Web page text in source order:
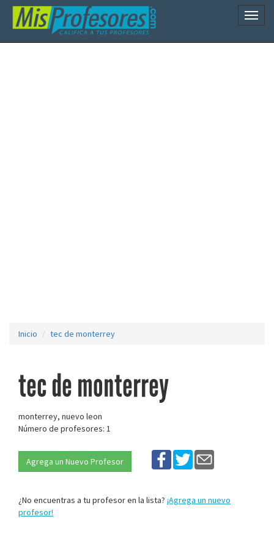
Inicio tec de monterrey
tec de monterrey
monterrey, nuevo leon
Número de profesores: 1
Agrega un Nuevo Profesor
¿No encuentras a tu profesor en la lista? ¡Agrega un nuevo
profesor!